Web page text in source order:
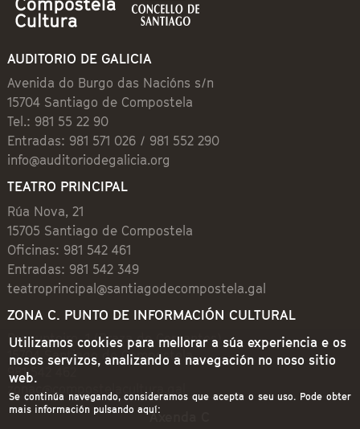
AUDITORIO DE GALICIA
Avenida do Burgo das Nacións s/n
15704 Santiago de Compostela
Tel.: 981 55 22 90
Entradas: 981 571 026 / 981 552 290
info@auditoriodegalicia.org
TEATRO PRINCIPAL
Rúa Nova, 21
15705 Santiago de Compostela
Oficinas: 981 542 461
Entradas: 981 542 349
teatroprincipal@santiagodecompostela.gal
ZONA C. PUNTO DE INFORMACIÓN CULTURAL
Preguntoiro, 1 (Praza de Cervantes)
15704 Santiago de Compostela
981 542 462
zonac@compostelacultura.gal
Axenda C
Utilizamos cookies para mellorar a súa experiencia e os
nosos servizos, analizando a navegación no noso sitio
web.
Se continúa navegando, consideramos que acepta o seu uso. Pode obter
mais información pulsando aquí: